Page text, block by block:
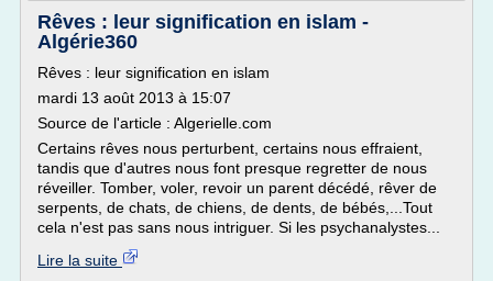
Rêves : leur signification en islam -
Algérie360
Rêves : leur signification en islam
mardi 13 août 2013 à 15:07
Source de l'article : Algerielle.com
Certains rêves nous perturbent, certains nous effraient,
tandis que d'autres nous font presque regretter de nous
réveiller. Tomber, voler, revoir un parent décédé, rêver de
serpents, de chats, de chiens, de dents, de bébés,...Tout
cela n'est pas sans nous intriguer. Si les psychanalystes...
Lire la suite